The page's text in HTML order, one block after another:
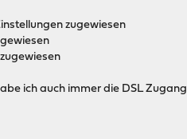
zugewiesen
ich auch immer die DSL